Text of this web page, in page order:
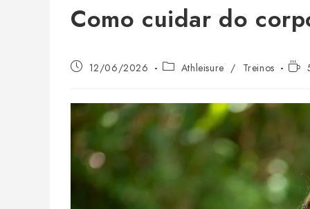
Como cuidar do
Post 12/06/2026
Categoria
Athleisure / Treinos